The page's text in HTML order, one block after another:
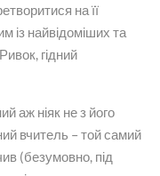
на її
із найвідоміших та
гідний
аж ніяк не з його
вчитель – той самий
(безумовно, під